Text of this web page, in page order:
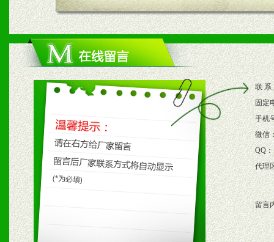
四、市场操作及支持
1、根据区域市场协助制定
2、根据具体情况公司给予
3、根据市场需要，派驻区
保产品顺利销售。
4、根据市场情况公司给予
购支持。
五、退换货制度
联 系
固定
手机
微信
QQ：
代理
留言